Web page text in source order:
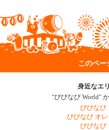
このペー
身近なエ
"びびなび World"
びびなび
びびなび オ
びびなび